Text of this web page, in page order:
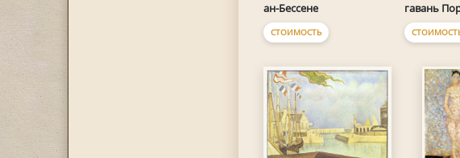
ан-Бессене
СТОИМОСТЬ
гавань